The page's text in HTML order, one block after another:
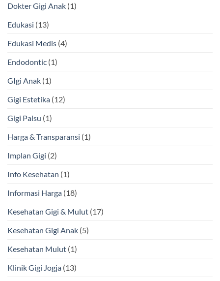
Dokter Gigi Anak (1)
Edukasi (13)
Edukasi Medis (4)
Endodontic (1)
GIgi Anak (1)
Gigi Estetika (12)
Gigi Palsu (1)
Harga & Transparansi (1)
Implan Gigi (2)
Info Kesehatan (1)
Informasi Harga (18)
Kesehatan Gigi & Mulut (17)
Kesehatan Gigi Anak (5)
Kesehatan Mulut (1)
Klinik Gigi Jogja (13)